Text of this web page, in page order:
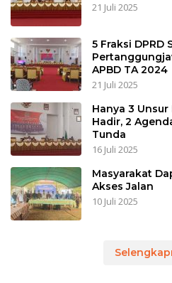
21 Juli 2025
5 Fraksi DPRD
APBD TA 2024
21 Juli 2025
Hanya 3
Hadir, 2
Tunda
16 Juli 2025
Masyarakat
Akses Jalan
10 Juli 2025